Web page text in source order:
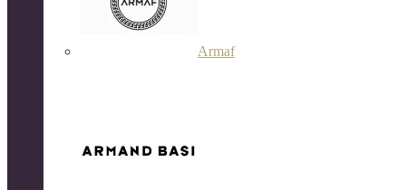
Armaf